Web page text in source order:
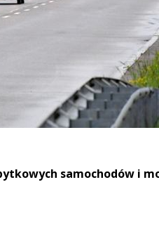
samochodów i